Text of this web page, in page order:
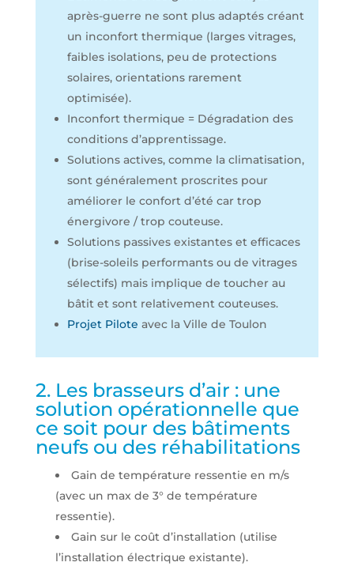
après-guerre ne sont plus adaptés créant
un inconfort thermique (larges vitrages,
faibles isolations, peu de protections
solaires, orientations rarement
optimisée).
Inconfort thermique = Dégradation des
conditions d’apprentissage.
Solutions actives, comme la climatisation,
sont généralement proscrites pour
améliorer le confort d’été car trop
énergivore / trop couteuse.
Solutions passives existantes et efficaces
(brise-soleils performants ou de vitrages
sélectifs) mais implique de toucher au
bâtit et sont relativement couteuses.
Projet Pilote avec la Ville de Toulon
2. Les brasseurs d’air : une
solution opérationnelle que
ce soit pour des bâtiments
neufs ou des réhabilitations
Gain de température ressentie en m/s
(avec un max de 3° de température
ressentie).
Gain sur le coût d’installation (utilise
l’installation électrique existante).